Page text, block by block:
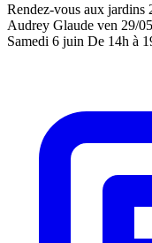
Rendez-vous aux jardins
Audrey Glaude ven 29/
Samedi 6 juin De 14h à